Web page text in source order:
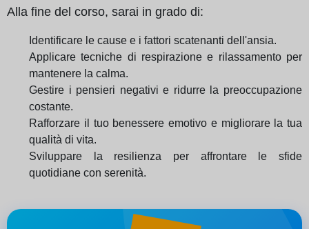
Alla fine del corso, sarai in grado di:
Identificare le cause e i fattori scatenanti dell'ansia.
Applicare tecniche di respirazione e rilassamento per
mantenere la calma.
Gestire i pensieri negativi e ridurre la preoccupazione
costante.
Rafforzare il tuo benessere emotivo e migliorare la tua
qualità di vita.
Sviluppare la resilienza per affrontare le sfide
quotidiane con serenità.